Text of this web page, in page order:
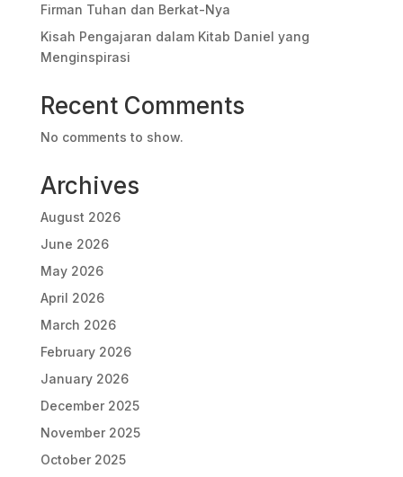
Firman Tuhan dan Berkat-Nya
Kisah Pengajaran dalam Kitab Daniel yang
Menginspirasi
Recent Comments
No comments to show.
Archives
August 2026
June 2026
May 2026
April 2026
March 2026
February 2026
January 2026
December 2025
November 2025
October 2025